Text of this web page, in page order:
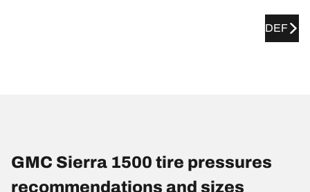
DEF
GMC Sierra 1500 tire pressures
recommendations and sizes